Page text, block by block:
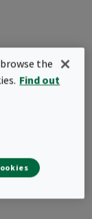
une
the
Find out